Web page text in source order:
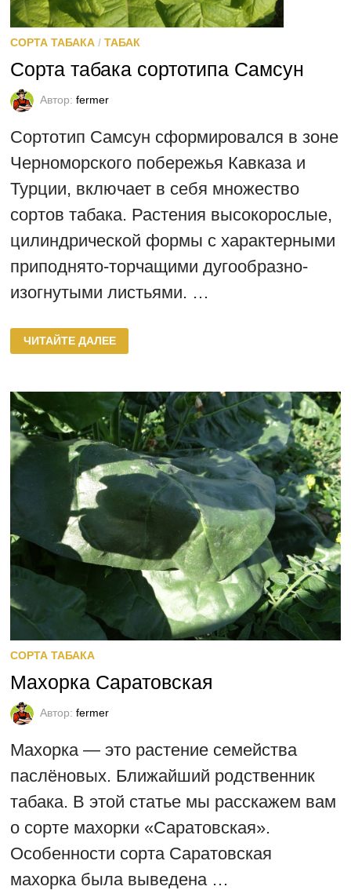
СОРТА ТАБАКА/ ТАБАК
Сорта табака сортотипа Самсун
Автор: fermer
Сортотип Самсун сформировался в зоне
Черноморского побережья Кавказа и
Турции, включает в себя множество
сортов табака. Растения высокорослые,
цилиндрической формы с характерными
приподнято-торчащими дугообразно-
изогнутыми листьями. …
СОРТА
ТАБАКА
СОРТОТИПА
ЧИТАЙТЕ ДАЛЕЕ
СОРТА ТАБАКА
Махорка Саратовская
Автор: fermer
Махорка — это растение семейства
паслёновых. Ближайший родственник
табака. В этой статье мы расскажем вам
о сорте махорки «Саратовская».
Особенности сорта Саратовская
махорка была выведена …